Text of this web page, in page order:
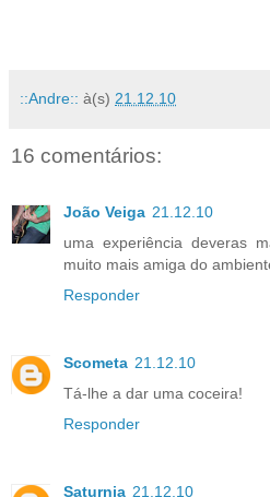
::Andre:: à(s) 21.12.10
16 comentários:
João Veiga 21.12.10
uma experiência deveras
muito mais amiga do
Responder
Scometa 21.12.10
Tá-lhe a dar uma coceira!
Responder
Saturnia 21.12.10